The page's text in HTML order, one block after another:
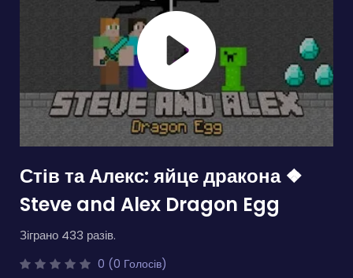
Стів та Алекс: яйце дракона ❖
Steve and Alex Dragon Egg
Зіграно 433 разів.
0 (0 Голосів)